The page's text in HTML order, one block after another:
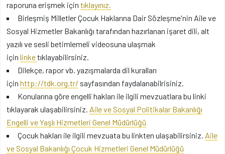
raporuna erişmek için tıklayınız.
Birleşmiş Milletler Çocuk Haklarına Dair Sözleşme'nin Aile ve
Sosyal Hizmetler Bakanlığı tarafından hazırlanan işaret dili, alt
yazılı ve sesli betimlemeli videosuna ulaşmak
için linketıklayabilirsiniz.
Dilekçe, rapor vb. yazışmalarda dil kuralları
için http://tdk.org.tr/ sayfasından faydalanabilrisiniz.
Konularına göre engelli hakları ile ilgili mevzuatlara bu linki
tıklayarak ulaşabilirsiniz. Aile ve Sosyal Politikalar Bakanlığı
Engelli ve Yaşlı Hizmetleri Genel Müdürlüğü
Çocuk hakları ile ilgili mevzuata bu linkten ulaşabilirsiniz. Aile
ve Sosyal Bakanlığı Çocuk Hizmetleri Genel Müdürlüğü